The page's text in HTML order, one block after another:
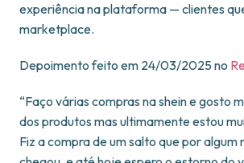
experiência na plataforma — clientes
marketplace.
Depoimento feito em 24/03/2025 no
“Faço várias compras na shein e gosto
dos produtos mas ultimamente estou
Fiz a compra de um salto que por algum